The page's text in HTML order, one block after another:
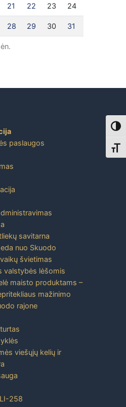
21 22 23 24
28 29 30 31
paslaugos
savitarna
nuo Skuodo
švietimas
valstybės lėšomis
maisto produktams –
mažinimo
rajone
viešųjų kelių ir
258